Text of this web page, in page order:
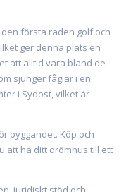
första raden golf och
ger denna plats en
att alltid vara bland de
sjunger fåglar i en
i Sydost, vilket är
byggandet. Köp och
att ha ditt drömhus till ett